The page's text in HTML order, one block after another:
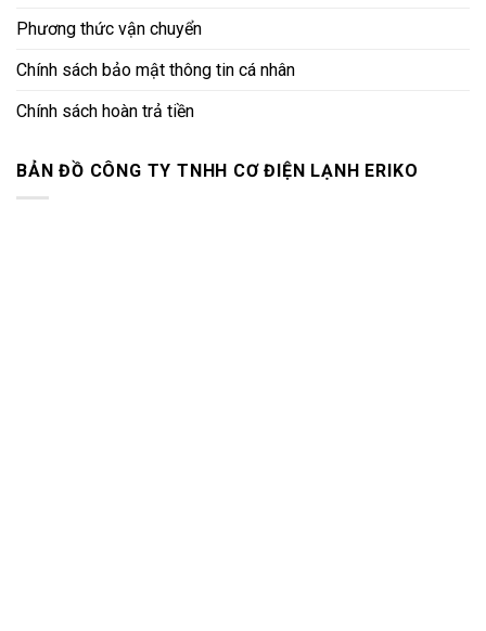
Phương thức vận chuyển
Chính sách bảo mật thông tin cá nhân
Chính sách hoàn trả tiền
BẢN ĐỒ CÔNG TY TNHH CƠ ĐIỆN LẠNH ERIKO